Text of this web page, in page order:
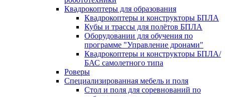
Квадрокоптеры для образования
Квадрокоптеры и конструкторы БПЛА
Кубы и трассы для полётов БПЛА
Оборудовании для обучения по
программе "Управление дронами"
Квадрокоптеры и конструкторы БПЛА/
БАС самолетного типа
Роверы
Специализированная мебель и поля
Стол и поля для соревнований по